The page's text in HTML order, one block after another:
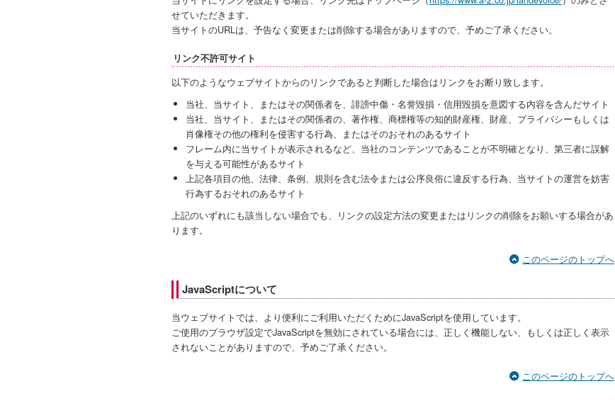
せていただきます。
当サイトのURLは、予告なく変更または削除する場合がありますので、予めご了承ください。
リンク不許可サイト
以下のようなウェブサイトからのリンクであると判断した場合はリンクをお断り致します。
当社、当サイト、またはその関係者を、誹謗中傷・名誉毀損・信用毀損を意図する内容を含んだサイト
当社、当サイト、またはその関係者の、著作権、商標権等の知的財産権、財産、プライバシーもしくは
肖像権その他の権利を侵害する行為、またはそのおそれのあるサイト
フレーム内に当サイトが表示されるなど、当社のコンテンツであることが不明確となり、第三者に誤解
を与える可能性があるサイト
上記各項目の他、法律、条例、規則を含む法令または公序良俗に違反する行為、当サイトの運営を妨害
行為するおそれのあるサイト
上記のいずれにも該当しない場合でも、リンクの設定方法の変更またはリンクの削除をお願いする場合があ
ります。
このページのトップへ
JavaScriptについて
当ウェブサイトでは、より便利にご利用いただくためにJavaScriptを使用しています。
ご使用のブラウザ設定でJavaScriptを無効にされている場合には、正しく機能しない、もしくは正しく表示
されないことがありますので、予めご了承ください。
このページのトップへ